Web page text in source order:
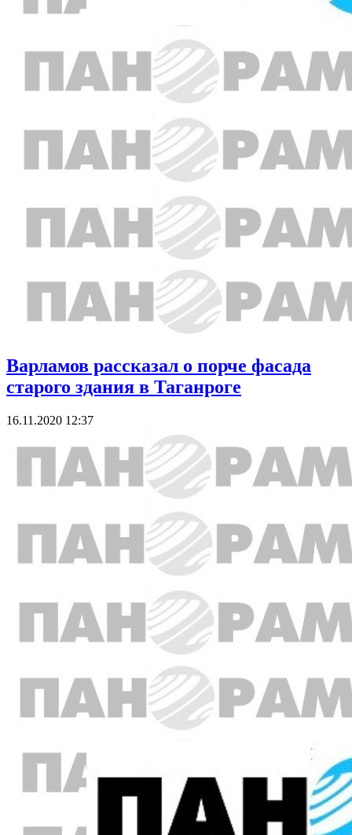
Варламов рассказал о порче фасада
старого здания в Таганроге
16.11.2020 12:37